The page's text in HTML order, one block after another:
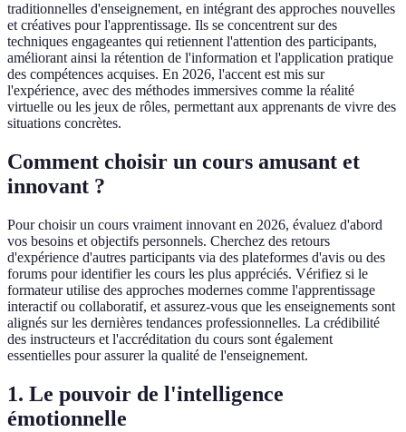
traditionnelles d'enseignement, en intégrant des approches nouvelles
et créatives pour l'apprentissage. Ils se concentrent sur des
techniques engageantes qui retiennent l'attention des participants,
améliorant ainsi la rétention de l'information et l'application pratique
des compétences acquises. En 2026, l'accent est mis sur
l'expérience, avec des méthodes immersives comme la réalité
virtuelle ou les jeux de rôles, permettant aux apprenants de vivre des
situations concrètes.
Comment choisir un cours amusant et
innovant ?
Pour choisir un cours vraiment innovant en 2026, évaluez d'abord
vos besoins et objectifs personnels. Cherchez des retours
d'expérience d'autres participants via des plateformes d'avis ou des
forums pour identifier les cours les plus appréciés. Vérifiez si le
formateur utilise des approches modernes comme l'apprentissage
interactif ou collaboratif, et assurez-vous que les enseignements sont
alignés sur les dernières tendances professionnelles. La crédibilité
des instructeurs et l'accréditation du cours sont également
essentielles pour assurer la qualité de l'enseignement.
1. Le pouvoir de l'intelligence
émotionnelle